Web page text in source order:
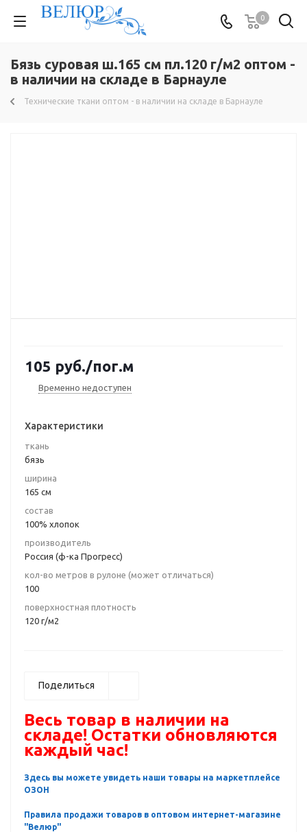
0
Бязь суровая ш.165 см пл.120 г/м2 оптом -
в наличии на складе в Барнауле
Технические ткани оптом - в наличии на складе в Барнауле
105 руб./пог.м
Временно недоступен
Характеристики
ткань
бязь
ширина
165 см
состав
100% хлопок
производитель
Россия (ф-ка Прогресс)
кол-во метров в рулоне (может отличаться)
100
поверхностная плотность
120 г/м2
Поделиться
Весь товар в наличии на
складе! Остатки обновляются
каждый час!
Здесь вы можете увидеть наши товары на маркетплейсе
ОЗОН
Правила продажи товаров в оптовом интернет-магазине
"Велюр"